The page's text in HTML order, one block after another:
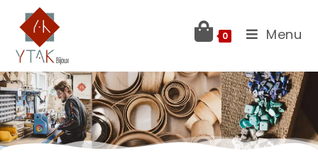
0 Menu